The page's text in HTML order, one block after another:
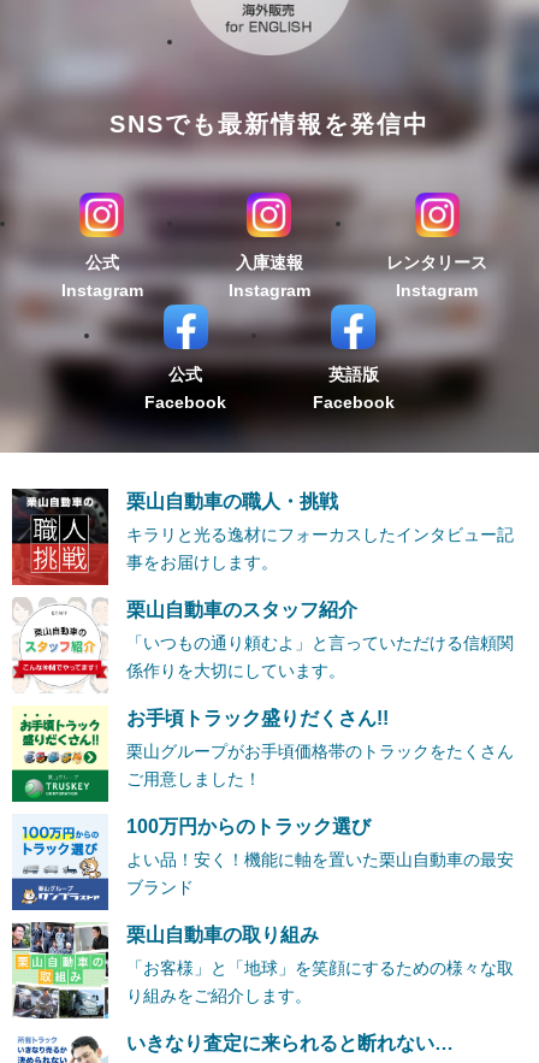
SNSでも最新情報を発信中
公式
Instagram
入庫速報
Instagram
レンタリース
Instagram
公式
Facebook
英語版
Facebook
栗山自動車の職人・挑戦
キラリと光る逸材にフォーカスしたインタビュー記
事をお届けします。
栗山自動車のスタッフ紹介
「いつもの通り頼むよ」と言っていただける信頼関
係作りを大切にしています。
お手頃トラック盛りだくさん!!
栗山グループがお手頃価格帯のトラックをたくさん
ご用意しました！
100万円からのトラック選び
よい品！安く！機能に軸を置いた栗山自動車の最安
ブランド
栗山自動車の取り組み
「お客様」と「地球」を笑顔にするための様々な取
り組みをご紹介します。
いきなり査定に来られると断れない…